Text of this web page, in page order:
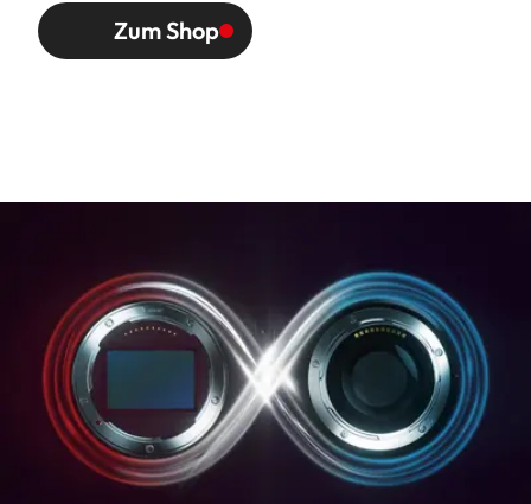
Gewicht (ohne/mit
77/123 mm
70/81 mm
Gewicht: 428/498 g
Zum Shop